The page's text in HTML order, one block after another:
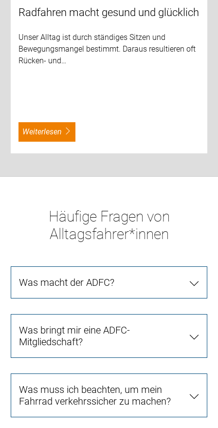
Radfahren macht gesund und glücklich
Unser Alltag ist durch ständiges Sitzen und
Bewegungsmangel bestimmt. Daraus resultieren oft
Rücken- und…
weiterlesen
Häufige Fragen von
Alltagsfahrer*innen
Was macht der ADFC?
Was bringt mir eine ADFC-
Mitgliedschaft?
Was muss ich beachten, um mein
Fahrrad verkehrssicher zu machen?